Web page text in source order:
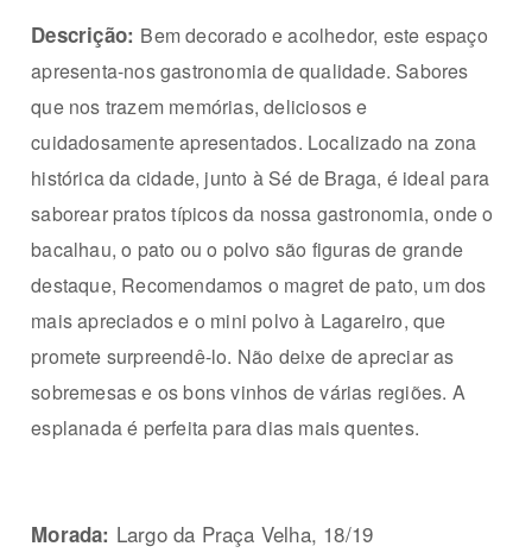
Descrição: Bem decorado e acolhedor, este espaço
apresenta-nos gastronomia de qualidade. Sabores
que nos trazem memórias, deliciosos e
cuidadosamente apresentados. Localizado na zona
histórica da cidade, junto à Sé de Braga, é ideal para
saborear pratos típicos da nossa gastronomia, onde o
bacalhau, o pato ou o polvo são figuras de grande
destaque, Recomendamos o magret de pato, um dos
mais apreciados e o mini polvo à Lagareiro, que
promete surpreendê-lo. Não deixe de apreciar as
sobremesas e os bons vinhos de várias regiões. A
esplanada é perfeita para dias mais quentes.
Morada: Largo da Praça Velha, 18/19